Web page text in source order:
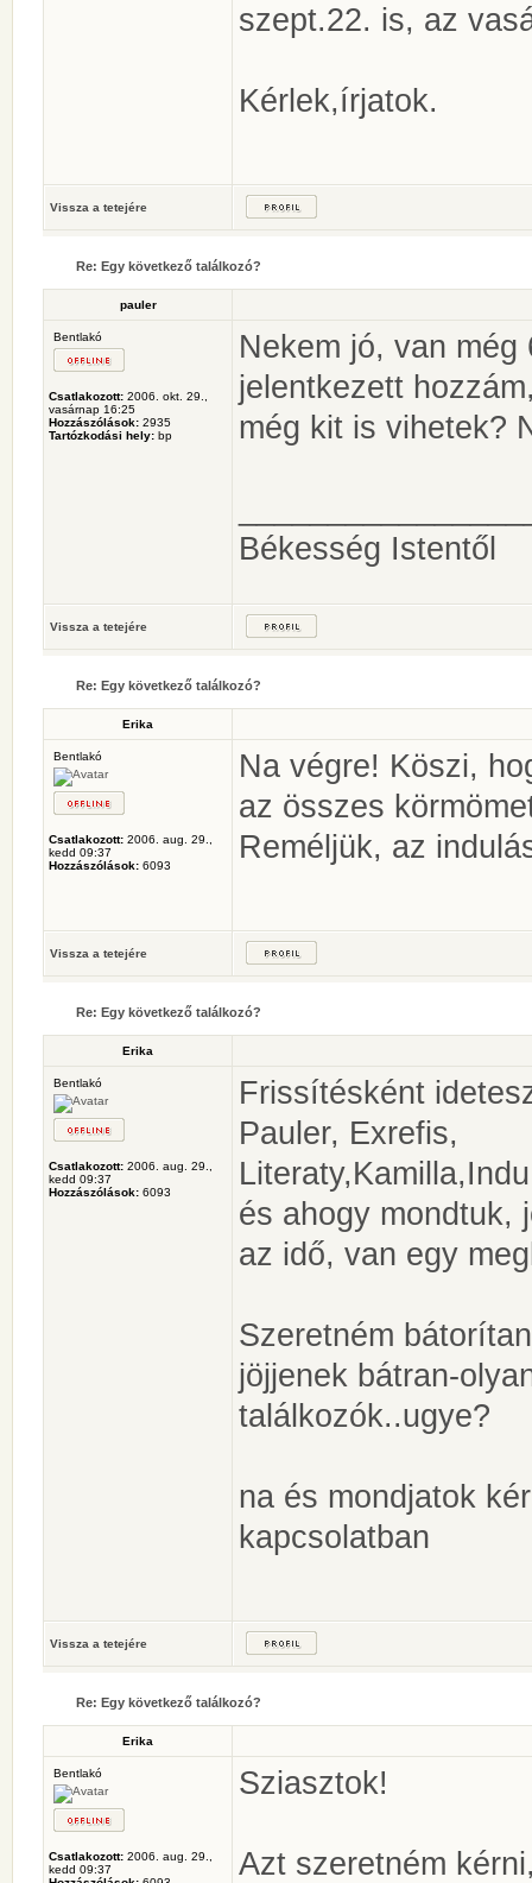
szept.22. is, az
Kérlek,írjatok.
Vissza a tetejére
Re: Egy következő találkozó?
pauler
Bentlakó
Csatlakozott: 2006. okt. 29.,
vasárnap 16:25
Hozzászólások: 2935
Tartózkodási hely: bp
Nekem jó, van
jelentkezett
még kit is vihetek?
Békesség Istentől
Vissza a tetejére
Re: Egy következő találkozó?
Erika
Bentlakó
Csatlakozott: 2006. aug. 29.,
kedd 09:37
Hozzászólások: 6093
Na végre! Köszi,
az összes
Reméljük, az
Vissza a tetejére
Re: Egy következő találkozó?
Erika
Bentlakó
Csatlakozott: 2006. aug. 29.,
kedd 09:37
Hozzászólások: 6093
Frissítésként
Pauler, Exrefis,
és ahogy mondtuk,
az idő, van egy
Szeretném
jöjjenek bátran-
találkozók..ugye?
na és mondjatok
kapcsolatban
Vissza a tetejére
Re: Egy következő találkozó?
Erika
Bentlakó
Csatlakozott: 2006. aug. 29.,
kedd 09:37
Sziasztok!
Azt szeretném